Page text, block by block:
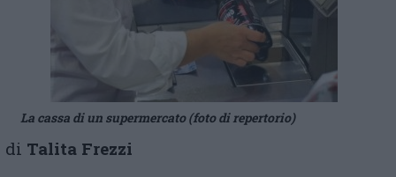
La cassa di un supermercato (foto di repertorio)
di Talita Frezzi